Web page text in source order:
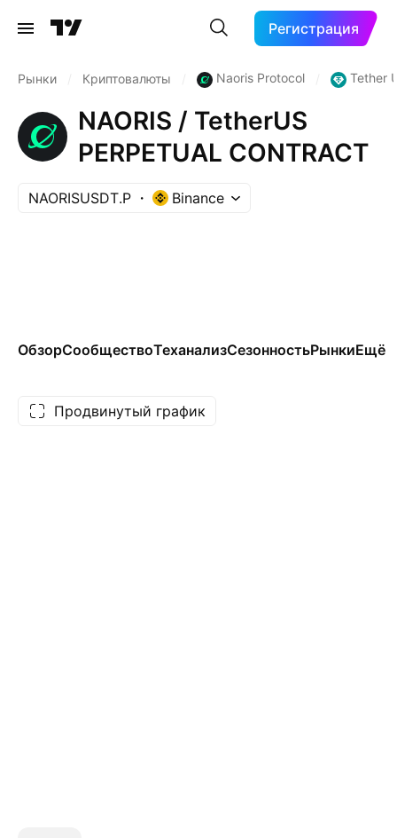
Регистрация
Рынки Криптовалюты Naoris Protocol Tether
NAORIS / TetherUS
PERPETUAL CONTRACT
NAORISUSDT.P Binance
ОбзорСообществоТеханализСезонностьРынкиЕщё
Продвинутый график